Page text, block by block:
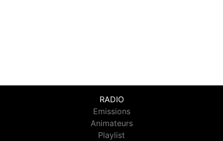
RADIO
Emissions
Animateurs
Playlist